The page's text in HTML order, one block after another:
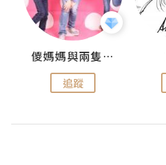
儍媽媽與兩隻小魔怪之家
追蹤